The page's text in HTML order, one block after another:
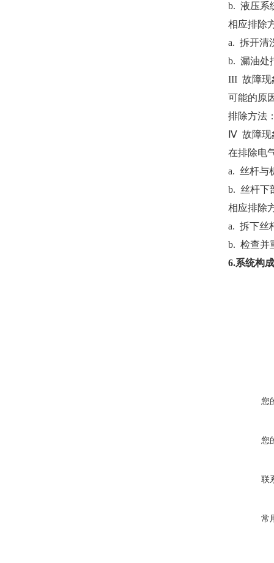
b. 液压系
相应排除
a. 拆开清
b. 漏油处
III 故障现
可能的原
排除方法
Ⅳ 故障现
在排除电
a. 丝杆与
b. 丝杆下
相应排除
a. 拆下丝
b. 检查并
6.系统构成
您
您
联
常